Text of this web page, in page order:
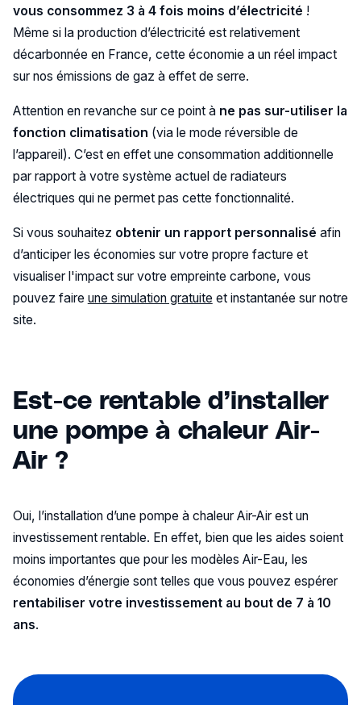
vous consommez 3 à 4 fois moins d’électricité !
Même si la production d’électricité est relativement
décarbonnée en France, cette économie a un réel impact
sur nos émissions de gaz à effet de serre.
Attention en revanche sur ce point à ne pas sur-utiliser la
fonction climatisation (via le mode réversible de
l’appareil). C’est en effet une consommation additionnelle
par rapport à votre système actuel de radiateurs
électriques qui ne permet pas cette fonctionnalité.
Si vous souhaitez obtenir un rapport personnalisé afin
d’anticiper les économies sur votre propre facture et
visualiser l'impact sur votre empreinte carbone, vous
pouvez faire une simulation gratuite et instantanée sur notre
site.
Est-ce rentable d’installer
une pompe à chaleur Air-
Air ?
Oui, l’installation d’une pompe à chaleur Air-Air est un
investissement rentable. En effet, bien que les aides soient
moins importantes que pour les modèles Air-Eau, les
économies d’énergie sont telles que vous pouvez espérer
rentabiliser votre investissement au bout de 7 à 10
ans.